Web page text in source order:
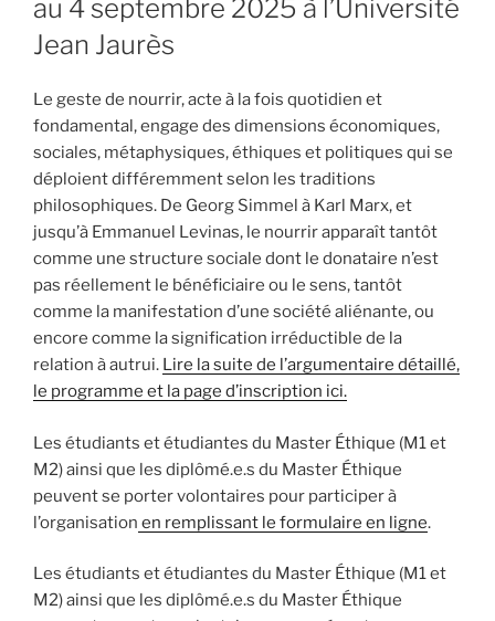
au 4 septembre 2025 à l’Université
Jean Jaurès
Le geste de nourrir, acte à la fois quotidien et
fondamental, engage des dimensions économiques,
sociales, métaphysiques, éthiques et politiques qui se
déploient différemment selon les traditions
philosophiques. De Georg Simmel à Karl Marx, et
jusqu’à Emmanuel Levinas, le nourrir apparaît tantôt
comme une structure sociale dont le donataire n’est
pas réellement le bénéficiaire ou le sens, tantôt
comme la manifestation d’une société aliénante, ou
encore comme la signification irréductible de la
relation à autrui. Lire la suite de l’argumentaire détaillé,
le programme et la page d’inscription ici.
Les étudiants et étudiantes du Master Éthique (M1 et
M2) ainsi que les diplômé.e.s du Master Éthique
peuvent se porter volontaires pour participer à
l’organisation en remplissant le formulaire en ligne.
Les étudiants et étudiantes du Master Éthique (M1 et
M2) ainsi que les diplômé.e.s du Master Éthique